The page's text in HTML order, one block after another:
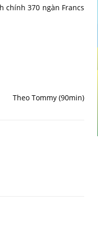
chính 370 ngàn Francs
Theo Tommy (90min)